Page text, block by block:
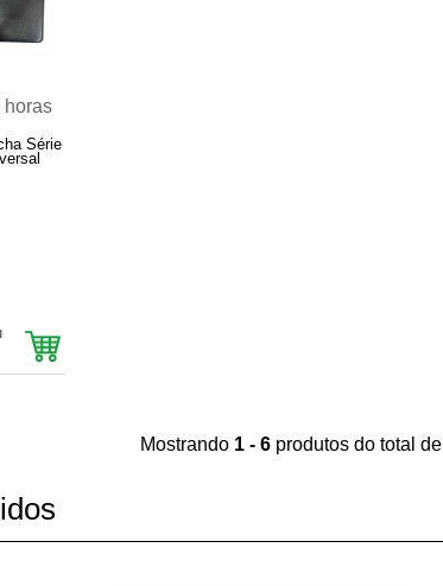
Série
Mostrando 1 - 6 produtos do total de